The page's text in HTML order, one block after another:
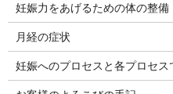
妊娠力をあげるための体の整備
月経の症状
妊娠へのプロセスと各プロセス